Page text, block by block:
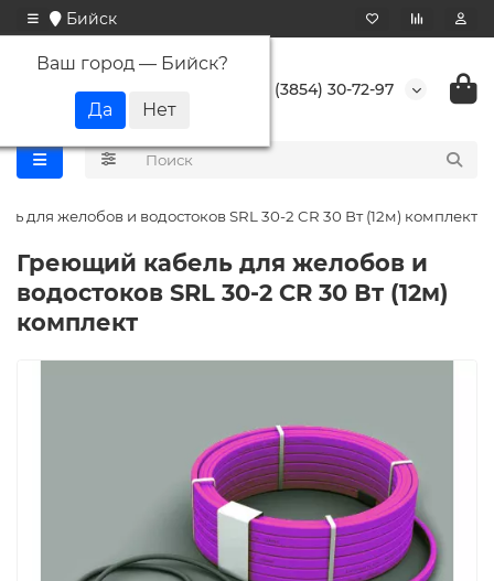
Бийск
Ваш город — Бийск?
+7 (3854) 30-72-97
для желобов и водостоков SRL 30-2 CR 30 Вт (12м) комплект
Греющий кабель для желобов и
водостоков SRL 30-2 CR 30 Вт (12м)
комплект